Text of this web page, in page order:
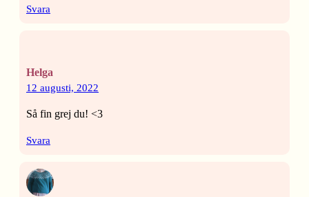
Svara
Helga
12 augusti, 2022
Så fin grej du! <3
Svara